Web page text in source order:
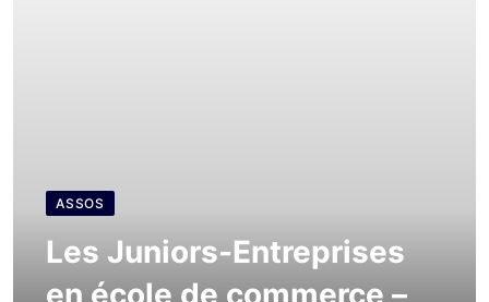
ASSOS
Les Juniors-Entreprises
en école de commerce –